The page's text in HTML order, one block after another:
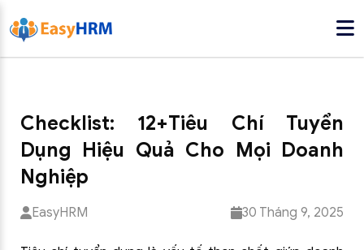
Checklist: 12+Tiêu Chí Tuyển
Dụng Hiệu Quả Cho Mọi Doanh
Nghiệp
EasyHRM 30 Tháng 9, 2025